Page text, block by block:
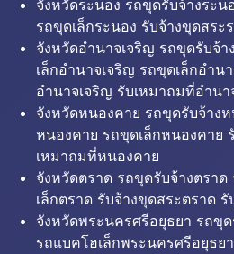
จังหวัดระนอง รถขุดรับจ้างระน
รถขุดเล็กระนอง รับจ้างขุดสร
จังหวัดอำนาจเจริญ รถขุดรับจ้
เล็กอำนาจเจริญ รถขุดเล็กอำน
อำนาจเจริญ รับเหมาถมที่อำนา
จังหวัดหนองคาย รถขุดรับจ้าง
หนองคาย รถขุดเล็กหนองคาย
เหมาถมที่หนองคาย
จังหวัดตราด รถขุดรับจ้างตรา
เล็กตราด รับจ้างขุดสระตราด
จังหวัดพระนครศรีอยุธยา รถขุ
รถแบคโฮเล็กพระนครศรีอยุธย